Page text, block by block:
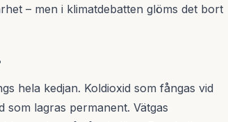
– men i klimatdebatten glöms det bort
hela kedjan. Koldioxid som fångas vid
lagras permanent. Vätgas